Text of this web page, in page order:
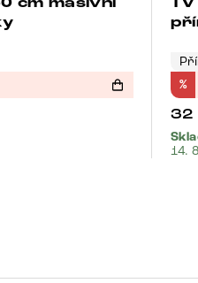
%
32
14.